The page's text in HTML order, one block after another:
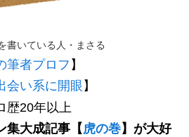
書いている人・まさる
筆者プロフ 】
会い系に開眼 】
歴20年以上
集大成記事【虎の巻】が大好